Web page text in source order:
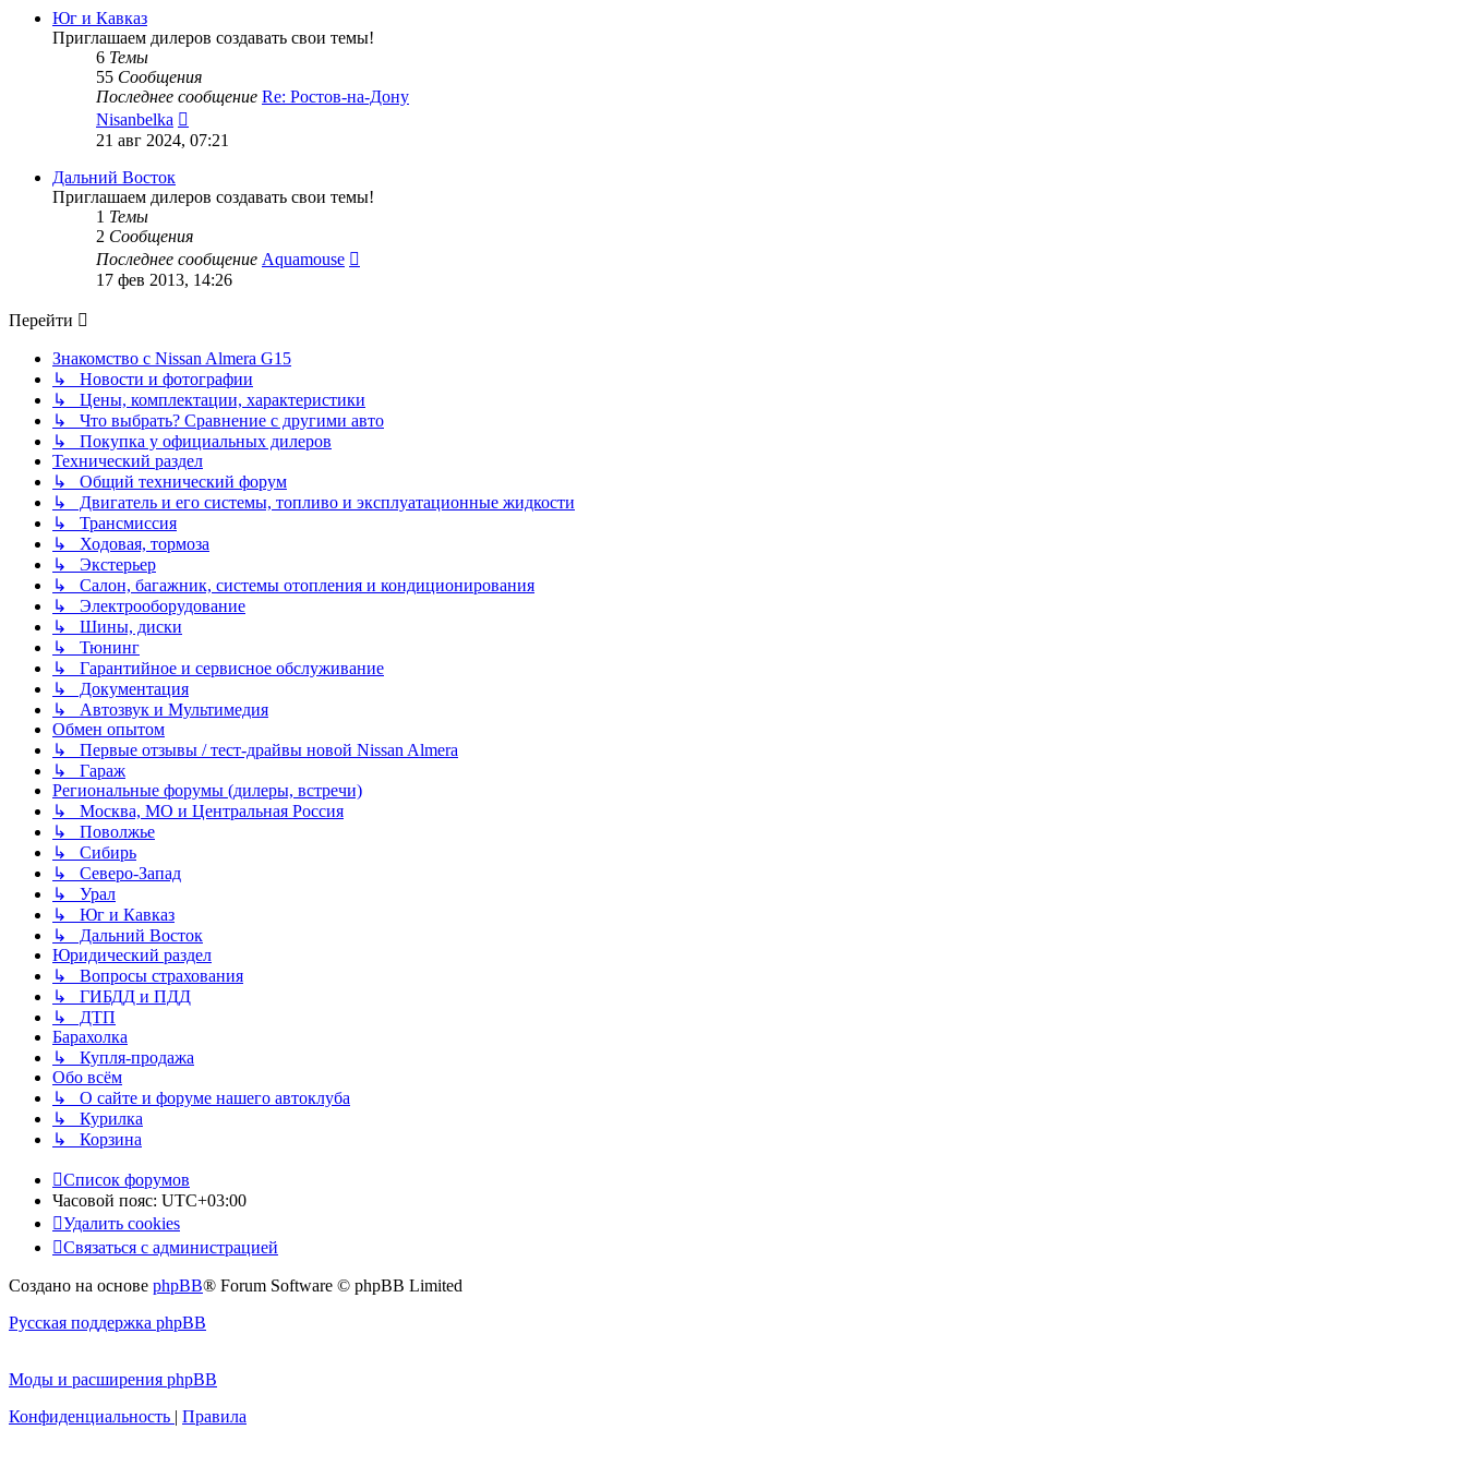
сообщению
Юг и Кавказ
Приглашаем дилеров создавать свои темы!
6 Темы
55 Сообщения
Последнее сообщение Re: Ростов-на-Дону
Nisanbelka
к
21 авг 2024, 07:21
Дальний Восток
Приглашаем дилеров создавать свои темы!
1 Темы
2 Сообщения
Последнее сообщение Aquamouse
17 фев 2013, 14:26
Перейти
Знакомство с Nissan Almera G15
↳ Новости и фотографии
↳ Цены, комплектации, характеристики
↳ Что выбрать? Сравнение с другими авто
↳ Покупка у официальных дилеров
Технический раздел
↳ Общий технический форум
↳ Двигатель и его системы, топливо и эксплуатационные жидкости
↳ Трансмиссия
↳ Ходовая, тормоза
↳ Экстерьер
↳ Салон, багажник, системы отопления и кондиционирования
↳ Электрооборудование
↳ Шины, диски
↳ Тюнинг
↳ Гарантийное и сервисное обслуживание
↳ Документация
↳ Автозвук и Мультимедия
Обмен опытом
↳ Первые отзывы / тест-драйвы новой Nissan Almera
↳ Гараж
Региональные форумы (дилеры, встречи)
↳ Москва, МО и Центральная Россия
↳ Поволжье
↳ Сибирь
↳ Северо-Запад
↳ Урал
↳ Юг и Кавказ
↳ Дальний Восток
Юридический раздел
↳ Вопросы страхования
↳ ГИБДД и ПДД
↳ ДТП
Барахолка
↳ Купля-продажа
Обо всём
↳ О сайте и форуме нашего автоклуба
↳ Курилка
↳ Корзина
Список форумов
Часовой пояс: UTC+03:00
Удалить cookies
Связаться с администрацией
Создано на основе phpBB® Forum Software © phpBB Limited
Русская поддержка phpBB
Моды и расширения phpBB
Конфиденциальность | Правила